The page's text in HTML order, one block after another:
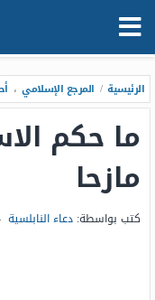
الرئيسية / المرجع الإسلامي ،
ما حكم
مازحا
كتب بواسطة: دعاء النابلسية